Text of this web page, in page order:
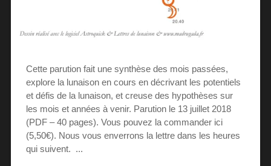
Cette parution fait une synthèse des mois passées,
explore la lunaison en cours en décrivant les potentiels
et défis de la lunaison, et creuse des hypothèses sur
les mois et années à venir. Parution le 13 juillet 2018
(PDF – 40 pages). Vous pouvez la commander ici
(5,50€). Nous vous enverrons la lettre dans les heures
qui suivent. ...